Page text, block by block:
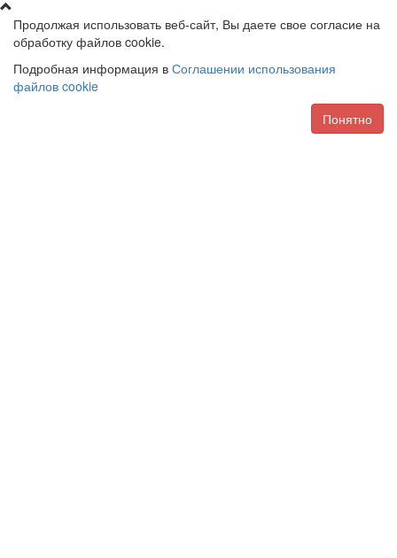
Продолжая использовать веб-сайт, Вы даете свое согласие на
обработку файлов cookie.
Подробная информация в Соглашении использования
файлов cookie
Понятно